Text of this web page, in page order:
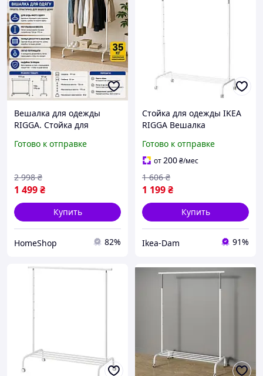
Вешалка для одежды
RIGGA. Стойка для
Вешалка-стойка для
Готово к отправке
1 499₴
2 998 ₴
Купить
HomeShop 82%
Стойка для одежды IKEA
RIGGA Вешалка
Готово к отправке
от200₴/мес
1 199₴
1 606 ₴
Купить
Ikea-Dam 91%